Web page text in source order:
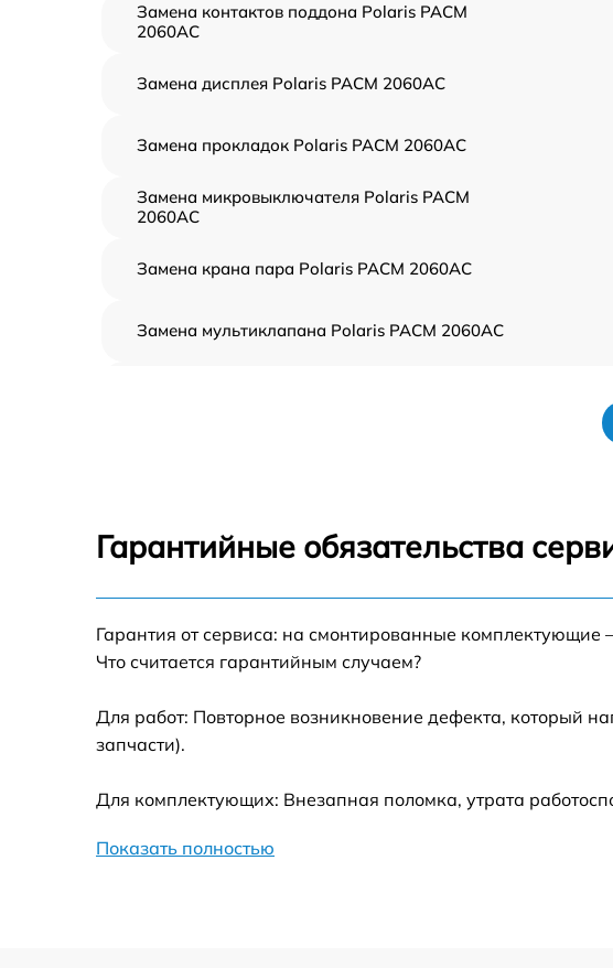
Замена контактов поддона Polaris PACM
2060AC
Замена дисплея Polaris PACM 2060AC
Замена прокладок Polaris PACM 2060AC
Замена микровыключателя Polaris PACM
2060AC
Замена крана пара Polaris PACM 2060AC
Замена мультиклапана Polaris PACM 2060AC
Замена заварного механизма Polaris PACM
2060AC
Гарантийные обязательства
Гарантия от сервиса: на смонтированные комплектующие
Что считается гарантийным случаем?
Для работ: Повторное возникновение дефекта, который
запчасти).
Для комплектующих: Внезапная поломка, утрата
Показать полностью